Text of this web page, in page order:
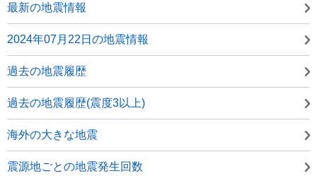
最新の地震情報
2024年07月22日の地震情報
過去の地震履歴
過去の地震履歴(震度3以上)
海外の大きな地震
震源地ごとの地震発生回数